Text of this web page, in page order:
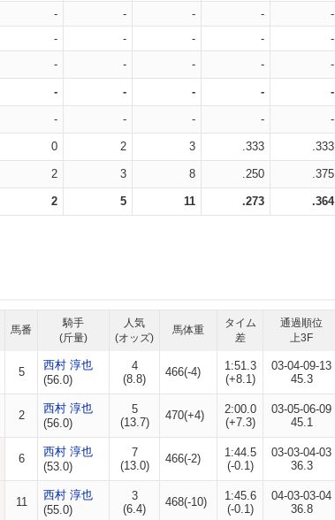
- - - -
-
- - - -
-
- - - - -
- - - - -
- - - - -
0 2 3 .333 .333
2 3 8 .250 .375
2 5 11 .273 .364
馬番
騎手
(斤量)
人気
(オッズ)
馬体重
タイム
差
通過順位
上3F
5
西村 淳也
(56.0)
4
(8.8)
466(-4)
1:51.3
(+8.1)
03-04-09-13
45.3
2
西村 淳也
(56.0)
5
(13.7)
470(+4)
2:00.0
(+7.3)
03-05-06-09
45.1
6
西村 淳也
(53.0)
7
(13.0)
466(-2)
1:44.5
(-0.1)
03-03-04-03
36.3
11
西村 淳也
(55.0)
3
(6.4)
468(-10)
1:45.6
(-0.1)
04-03-03-04
36.8